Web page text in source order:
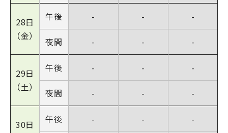
28日
（金）
午後
夜間
-
-
-
-
-
-
29日
（土）
午後
夜間
-
-
-
-
-
-
30日
午後 - - -